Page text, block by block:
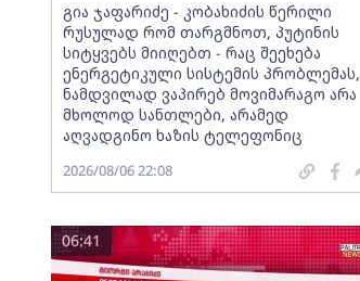
გია ჯაფარიძე - კობახიძის წერილი
რუსულად რომ თარგმნოთ, პუტინის
სიტყვებს მიიღებთ - რაც შეეხება
ენერგეტიკული სისტემის პრობლემას,
ნამდვილად ვაპირებ მოვიმარაგო არა
მხოლოდ სანთლები, არამედ
აღვადგინო ხაზის ტელეფონიც
2026/08/06 22:08
06:41